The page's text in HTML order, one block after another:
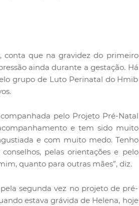
conta que na gravidez do primeiro
ainda durante a gestação. Há
grupo de Luto Perinatal do Hmib
pelo Projeto Pré-Natal
e tem sido muito
e com muito medo. Tenho
pelas orientações e pelo
quanto para outras mães”, diz.
segunda vez no projeto de pré-
estava grávida de Helena, hoje